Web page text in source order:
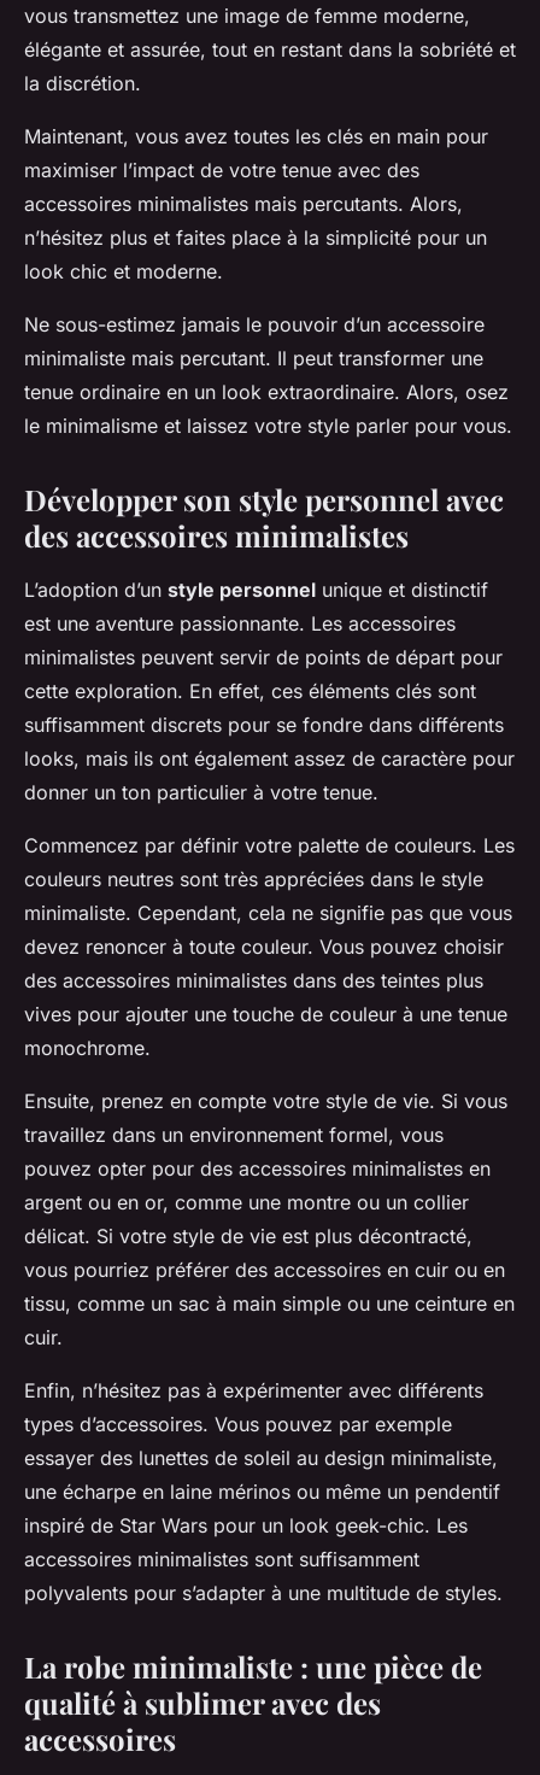
vous transmettez une image de femme moderne,
élégante et assurée, tout en restant dans la sobriété et
la discrétion.
Maintenant, vous avez toutes les clés en main pour
maximiser l’impact de votre tenue avec des
accessoires minimalistes mais percutants. Alors,
n’hésitez plus et faites place à la simplicité pour un
look chic et moderne.
Ne sous-estimez jamais le pouvoir d’un accessoire
minimaliste mais percutant. Il peut transformer une
tenue ordinaire en un look extraordinaire. Alors, osez
le minimalisme et laissez votre style parler pour vous.
Développer son style personnel avec
des accessoires minimalistes
L’adoption d’un style personnel unique et distinctif
est une aventure passionnante. Les accessoires
minimalistes peuvent servir de points de départ pour
cette exploration. En effet, ces éléments clés sont
suffisamment discrets pour se fondre dans différents
looks, mais ils ont également assez de caractère pour
donner un ton particulier à votre tenue.
Commencez par définir votre palette de couleurs. Les
couleurs neutres sont très appréciées dans le style
minimaliste. Cependant, cela ne signifie pas que vous
devez renoncer à toute couleur. Vous pouvez choisir
des accessoires minimalistes dans des teintes plus
vives pour ajouter une touche de couleur à une tenue
monochrome.
Ensuite, prenez en compte votre style de vie. Si vous
travaillez dans un environnement formel, vous
pouvez opter pour des accessoires minimalistes en
argent ou en or, comme une montre ou un collier
délicat. Si votre style de vie est plus décontracté,
vous pourriez préférer des accessoires en cuir ou en
tissu, comme un sac à main simple ou une ceinture en
cuir.
Enfin, n’hésitez pas à expérimenter avec différents
types d’accessoires. Vous pouvez par exemple
essayer des lunettes de soleil au design minimaliste,
une écharpe en laine mérinos ou même un pendentif
inspiré de Star Wars pour un look geek-chic. Les
accessoires minimalistes sont suffisamment
polyvalents pour s’adapter à une multitude de styles.
La robe minimaliste : une pièce de
qualité à sublimer avec des
accessoires